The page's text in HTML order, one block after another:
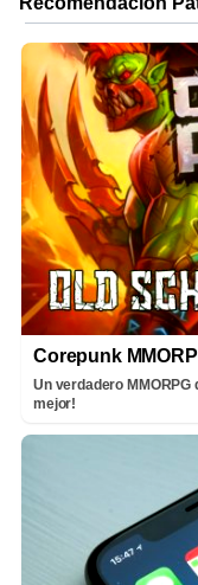
Corepunk
Un verdadero MMORPG
mejor!